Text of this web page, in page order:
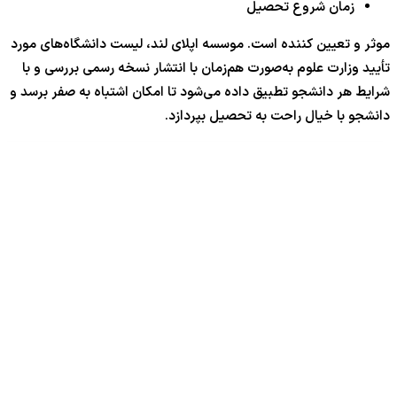
زمان شروع تحصیل
موثر و تعیین کننده است. موسسه اپلای لند، لیست دانشگاه‌های مورد
تأیید وزارت علوم به‌صورت هم‌زمان با انتشار نسخه رسمی بررسی و با
شرایط هر دانشجو تطبیق داده می‌شود تا امکان اشتباه به صفر برسد و
دانشجو با خیال راحت به تحصیل بپردازد.